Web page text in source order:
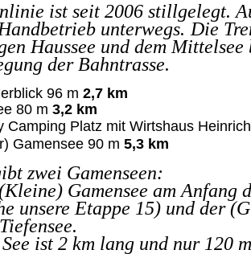
ist seit 2006 stillgelegt.
unterwegs. Die
Haussee und dem
der Bahntrasse.
96 m 2,7 km
80 m 3,2 km
Camping Platz mit Wirtshaus Heinrich
Gamensee 90 m 5,3 km
zwei Gamenseen:
Gamensee am Anfang
unsere Etappe 15) und der
ist 2 km lang und nur 120